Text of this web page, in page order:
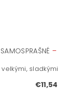
–
sladkými
€11,54